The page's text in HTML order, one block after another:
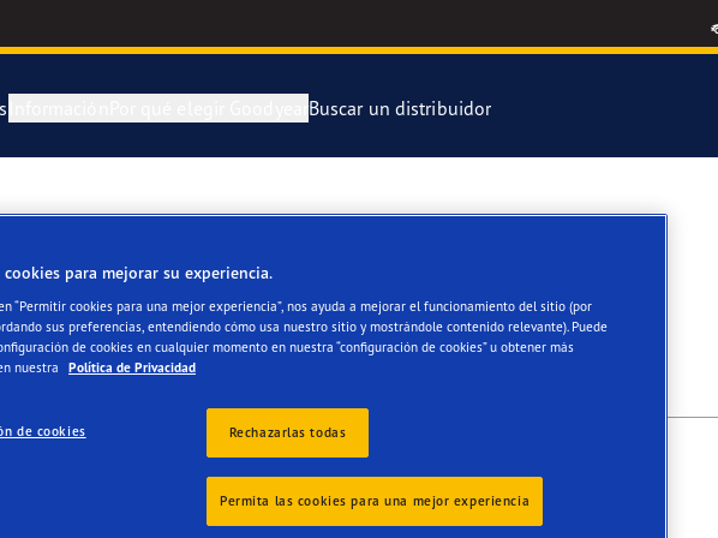
y cambia tus neumáticos
de tus neumáticos
Que Cuentan
Performance 3
4Seasons Gen-3
EfficientGrip Performance 2
Neumático Oficial del Grupo Aramón
Neumáticos Goodyear Eagle
Buscar un distribuidor
RAFA
para mejorar su experiencia.
“Permitir cookies para una mejor experiencia”, nos ayuda a mejorar el funcionamiento del sitio (por
sus preferencias, entendiendo cómo usa nuestro sitio y mostrándole contenido relevante). Puede
de cookies en cualquier momento en nuestra “configuración de cookies” u obtener más
nuestra
Política de Privacidad
de cookies Rechazarlas todas
Permita las cookies para una mejor experiencia